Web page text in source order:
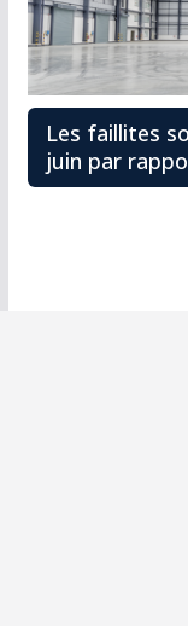
Les faillites
juin par